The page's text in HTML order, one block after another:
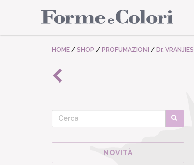
HOME / SHOP / PROFUMAZIONI / Dr. VRANJIES
NOVITÀ